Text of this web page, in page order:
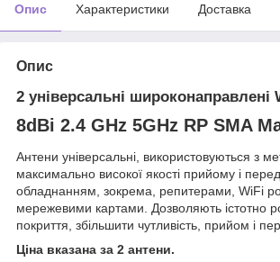
Опис Характеристики Доставка
Опис
2 універсальні широконаправлені
8dBi 2.4 GHz 5GHz RP SMA
Антени універсальні, використовуються з
максимально високої якості прийому і
обладнанням, зокрема, репитерами, WiFi
мережевими картами. Дозволяють істотно
покриття, збільшити чутливість, прийом і
Ціна вказана за 2 антени.